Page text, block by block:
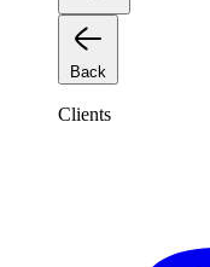
Back
Clients